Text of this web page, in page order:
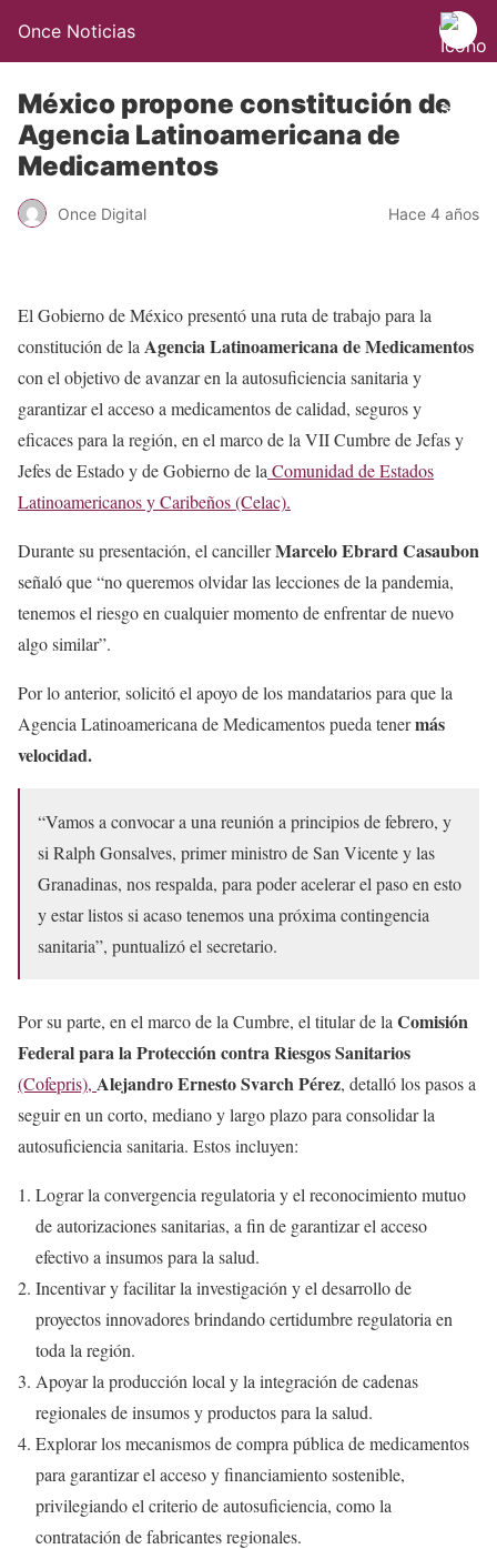
Once Noticias
México propone constitución de
Agencia Latinoamericana de
Medicamentos
Once Digital Hace 4 años
El Gobierno de México presentó una ruta de trabajo para la
constitución de la Agencia Latinoamericana de Medicamentos
con el objetivo de avanzar en la autosuficiencia sanitaria y
garantizar el acceso a medicamentos de calidad, seguros y
eficaces para la región, en el marco de la VII Cumbre de Jefas y
Jefes de Estado y de Gobierno de la Comunidad de Estados
Latinoamericanos y Caribeños (Celac).
Durante su presentación, el cancillerMarcelo Ebrard Casaubon
señaló que “no queremos olvidar las lecciones de la pandemia,
tenemos el riesgo en cualquier momento de enfrentar de nuevo
algo similar”.
Por lo anterior, solicitó el apoyo de los mandatarios para que la
Agencia Latinoamericana de Medicamentos pueda tenermás
velocidad.
“Vamos a convocar a una reunión a principios de febrero, y
si Ralph Gonsalves, primer ministro de San Vicente y las
Granadinas, nos respalda, para poder acelerar el paso en esto
y estar listos si acaso tenemos una próxima contingencia
sanitaria”, puntualizó el secretario.
Por su parte, en el marco de la Cumbre, el titular de la Comisión
Federal para la Protección contra Riesgos Sanitarios
(Cofepris), Alejandro Ernesto Svarch Pérez, detalló los pasos a
seguir en un corto, mediano y largo plazo para consolidar la
autosuficiencia sanitaria. Estos incluyen:
Lograr la convergencia regulatoria y el reconocimiento mutuo
de autorizaciones sanitarias, a fin de garantizar el acceso
efectivo a insumos para la salud.
Incentivar y facilitar la investigación y el desarrollo de
proyectos innovadores brindando certidumbre regulatoria en
toda la región.
Apoyar la producción local y la integración de cadenas
regionales de insumos y productos para la salud.
Explorar los mecanismos de compra pública de medicamentos
para garantizar el acceso y financiamiento sostenible,
privilegiando el criterio de autosuficiencia, como la
contratación de fabricantes regionales.